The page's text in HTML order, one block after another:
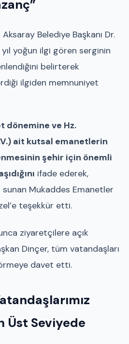
Belediye Başkanı Dr.
yoğun ilgi gören serginin
belirterek
ilgiden memnuniyet
dönemine ve Hz.
ait kutsal emanetlerin
şehir için önemli
ifade ederek,
Mukaddes Emanetler
teşekkür etti.
ziyaretçilere açık
Dinçer, tüm vatandaşları
davet etti.
Üst Seviyede